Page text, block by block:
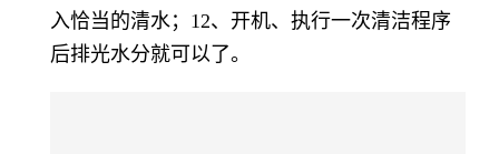
入恰当的清水；12、开机、执行一次清洁程序
后排光水分就可以了。